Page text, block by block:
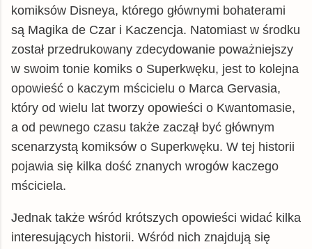
komiksów Disneya, którego głównymi bohaterami
są Magika de Czar i Kaczencja. Natomiast w środku
został przedrukowany zdecydowanie poważniejszy
w swoim tonie komiks o Superkwęku, jest to kolejna
opowieść o kaczym mścicielu o Marca Gervasia,
który od wielu lat tworzy opowieści o Kwantomasie,
a od pewnego czasu także zaczął być głównym
scenarzystą komiksów o Superkwęku. W tej historii
pojawia się kilka dość znanych wrogów kaczego
mściciela.
Jednak także wśród krótszych opowieści widać kilka
interesujących historii. Wśród nich znajdują się